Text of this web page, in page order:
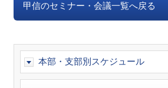
甲信のセミナー・会議一覧へ戻る
本部・支部別スケジュール